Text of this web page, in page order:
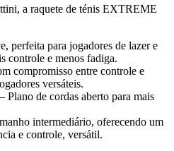
a raquete de ténis EXTREME
perfeita para jogadores de lazer e
controle e menos fadiga.
compromisso entre controle e
versáteis.
Plano de cordas aberto para mais
intermediário, oferecendo um
e controle, versátil.